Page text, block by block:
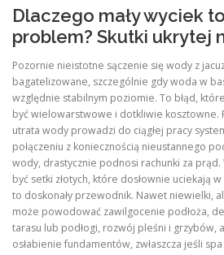
Dlaczego mały wyciek
problem? Skutki ukrytej
Pozornie nieistotne sączenie się wody z
bagatelizowane, szczególnie gdy woda w
względnie stabilnym poziomie. To błąd,
być wielowarstwowe i dotkliwie kosztowne.
utrata wody prowadzi do ciągłej pracy
połączeniu z koniecznością nieustannego
wody, drastycznie podnosi rachunki za prąd.
być setki złotych, które dosłownie uciekają
to doskonały przewodnik. Nawet niewielki,
może powodować zawilgocenie podłoża,
tarasu lub podłogi, rozwój pleśni i grzybów,
osłabienie fundamentów, zwłaszcza jeśli